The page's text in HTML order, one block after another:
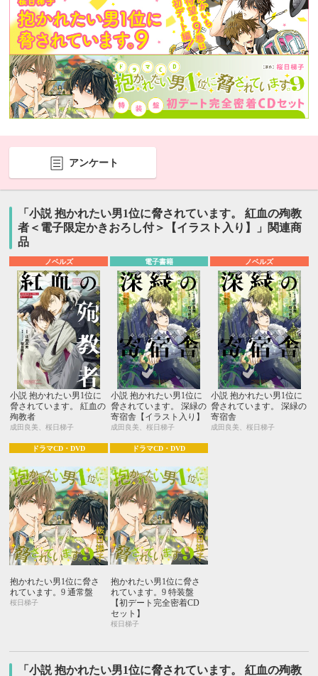
アンケート
「小説 抱かれたい男1位に脅されています。 紅血の殉教
者＜電子限定かきおろし付＞【イラスト入り】」関連商
品
ノベルズ
小説 抱かれたい男1位に
脅されています。 紅血の
殉教者
成田良美、桜日梯子
電子書籍
小説 抱かれたい男1位に
脅されています。 深緑の
寄宿舎【イラスト入り】
成田良美、桜日梯子
ノベルズ
小説 抱かれたい男1位に
脅されています。 深緑の
寄宿舎
成田良美、桜日梯子
ドラマCD・DVD
抱かれたい男1位に脅さ
れています。9 通常盤
桜日梯子
ドラマCD・DVD
抱かれたい男1位に脅さ
れています。9 特装盤
【初デート完全密着CD
セット】
桜日梯子
「小説 抱かれたい男1位に脅されています。 紅血の殉教